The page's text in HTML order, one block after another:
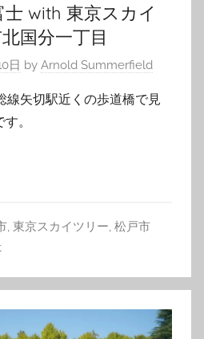
with 東京スカイ
国分一丁目
日 by Arnold Summerfield
線矢切駅近くの歩道橋で見
。
, 東京スカイツリー, 松戸市